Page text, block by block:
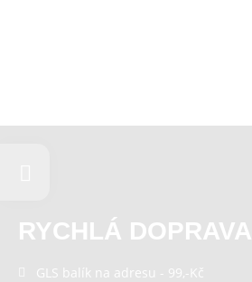
RYCHLÁ DOPRAVA
GLS balík na adresu - 99,-Kč